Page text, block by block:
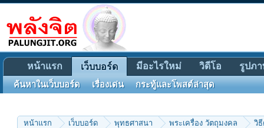
หน้าแรก เว็บบอร์ด พุทธศาสนา พระเครื่อง วัตถุมงคล วิธี
หน้าแรก เว็บบอร์ด
ค้นหาในเว็บบอร์ด เรื่องเด่น กระทู้และโพสต์ล่าสุด
มีอะไรใหม่ วิดีโอ รูปภ